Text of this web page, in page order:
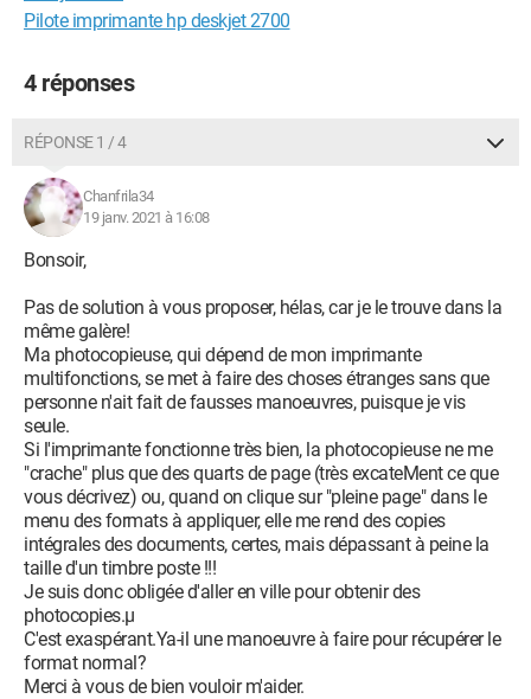
Pilote imprimante hp deskjet 2700
4 réponses
RÉPONSE 1 / 4
Chanfrila34
19 janv. 2021 à 16:08
Bonsoir,
Pas de solution à vous proposer, hélas, car je le trouve dans la
même galère!
Ma photocopieuse, qui dépend de mon imprimante
multifonctions, se met à faire des choses étranges sans que
personne n'ait fait de fausses manoeuvres, puisque je vis
seule.
Si l'imprimante fonctionne très bien, la photocopieuse ne me
"crache" plus que des quarts de page (très excateMent ce que
vous décrivez) ou, quand on clique sur "pleine page" dans le
menu des formats à appliquer, elle me rend des copies
intégrales des documents, certes, mais dépassant à peine la
taille d'un timbre poste !!!
Je suis donc obligée d'aller en ville pour obtenir des
photocopies.µ
C'est exaspérant.Ya-il une manoeuvre à faire pour récupérer le
format normal?
Merci à vous de bien vouloir m'aider.